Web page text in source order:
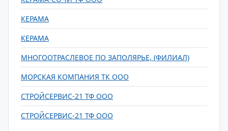
КЕРАМА
КЕРАМА
МНОГООТРАСЛЕВОЕ ПО ЗАПОЛЯРЬЕ, (ФИЛИАЛ)
МОРСКАЯ КОМПАНИЯ ТК ООО
СТРОЙСЕРВИС-21 ТФ ООО
СТРОЙСЕРВИС-21 ТФ ООО